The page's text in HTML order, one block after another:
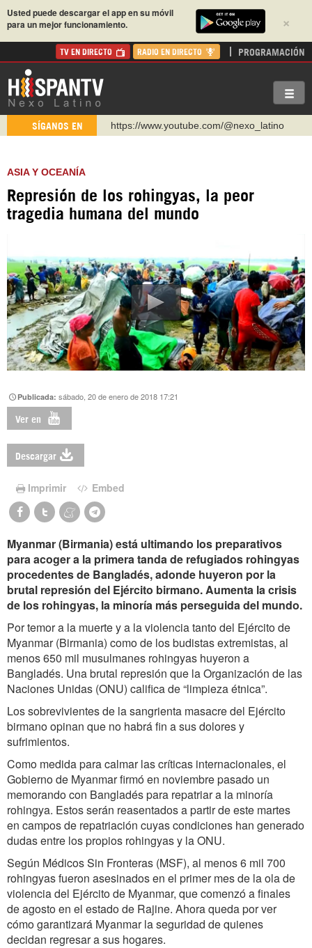
×
Usted puede descargar el app en su móvil
para un mejor funcionamiento.
TV EN DIRECTO RADIO EN DIRECTO PROGRAMACIÓN
SÍGANOS EN
https://www.youtube.com/@nexo_latino
https://urmedium.com/c/hispantv
WhatsApp y Viber: +98 921 79 29 404
ASIA Y OCEANÍA
Represión de los rohingyas, la peor
tragedia humana del mundo
Publicada:sábado, 20 de enero de 2018 17:21
Ver en
Descargar
Imprimir Embed
Myanmar (Birmania) está ultimando los preparativos
para acoger a la primera tanda de refugiados rohingyas
procedentes de Bangladés, adonde huyeron por la
brutal represión del Ejército birmano. Aumenta la crisis
de los rohingyas, la minoría más perseguida del mundo.
Por temor a la muerte y a la violencia tanto del Ejército de
Myanmar (Birmania) como de los budistas extremistas, al
menos 650 mil musulmanes rohingyas huyeron a
Bangladés. Una brutal represión que la Organización de las
Naciones Unidas (ONU) califica de “limpieza étnica”.
Los sobrevivientes de la sangrienta masacre del Ejército
birmano opinan que no habrá fin a sus dolores y
sufrimientos.
Como medida para calmar las críticas internacionales, el
Gobierno de Myanmar firmó en noviembre pasado un
memorando con Bangladés para repatriar a la minoría
rohingya. Estos serán reasentados a partir de este martes
en campos de repatriación cuyas condiciones han generado
dudas entre los propios rohingyas y la ONU.
Según Médicos Sin Fronteras (MSF), al menos 6 mil 700
rohingyas fueron asesinados en el primer mes de la ola de
violencia del Ejército de Myanmar, que comenzó a finales
de agosto en el estado de Rajine. Ahora queda por ver
cómo garantizará Myanmar la seguridad de quienes
decidan regresar a sus hogares.